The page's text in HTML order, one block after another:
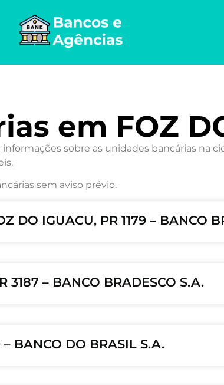
em FOZ
sobre as unidades bancárias na
sem aviso prévio.
DO IGUACU, PR 1179 – BANCO
3187 – BANCO BRADESCO S.A.
BANCO DO BRASIL S.A.